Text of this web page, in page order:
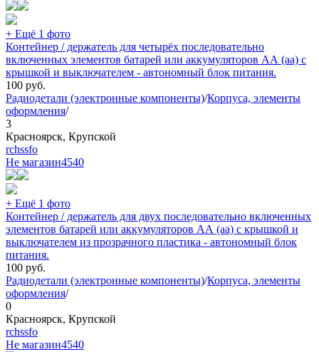
+ Ещё 1 фото
Контейнер / держатель для четырёх последовательно
включенных элементов батарей или аккумуляторов АА (aa) с
крышкой и выключателем - автономный блок питания.
100 руб.
Радиодетали (электронные компоненты)/Корпуса, элементы
оформления/
3
Красноярск, Крупской
rchssfo
Не магазин4540
+ Ещё 1 фото
Контейнер / держатель для двух последовательно включенных
элементов батарей или аккумуляторов АА (aa) с крышкой и
выключателем из прозрачного пластика - автономный блок
питания.
100 руб.
Радиодетали (электронные компоненты)/Корпуса, элементы
оформления/
0
Красноярск, Крупской
rchssfo
Не магазин4540